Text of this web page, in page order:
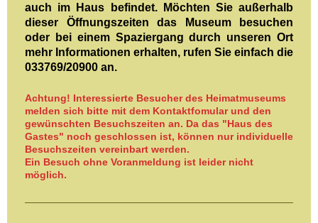
auch im Haus befindet. Möchten Sie außerhalb
dieser Öffnungszeiten das Museum besuchen
oder bei einem Spaziergang durch unseren Ort
mehr Informationen erhalten, rufen Sie einfach die
033769/20900 an.
Achtung! Interessierte Besucher des Heimatmuseums
melden sich bitte mit dem Kontaktfomular und den
gewünschten Besuchszeiten an. Da das "Haus des
Gastes" noch geschlossen ist, können nur individuelle
Besuchszeiten vereinbart werden.
Ein Besuch ohne Voranmeldung ist leider nicht
möglich.